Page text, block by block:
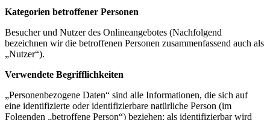
Kategorien betroffener Personen
Besucher und Nutzer des Onlineangebotes (Nachfolgend
bezeichnen wir die betroffenen Personen zusammenfassend auch als
„Nutzer“).
Verwendete Begrifflichkeiten
„Personenbezogene Daten“ sind alle Informationen, die sich auf
eine identifizierte oder identifizierbare natürliche Person (im
Folgenden „betroffene Person“) beziehen; als identifizierbar wird